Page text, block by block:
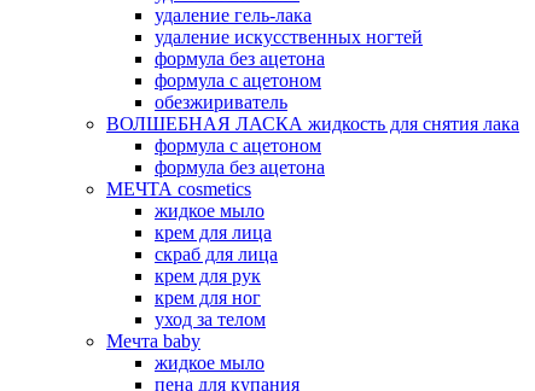
удаление гель-лака
удаление искусственных ногтей
формула без ацетона
формула с ацетоном
обезжириватель
ВОЛШЕБНАЯ ЛАСКА жидкость для снятия лака
формула с ацетоном
формула без ацетона
МЕЧТА cosmetics
жидкое мыло
крем для лица
скраб для лица
крем для рук
крем для ног
уход за телом
Мечта baby
жидкое мыло
пена для купания